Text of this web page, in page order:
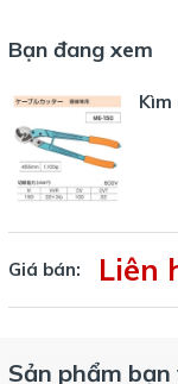
Như các loại dây
Với yêu cầu khả
Bạn đang xem
Kìm
Giá bán: Liên
Sản phẩm bạn